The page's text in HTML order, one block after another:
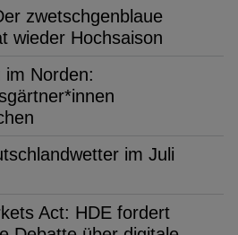
zwetschgenblaue
wieder Hochsaison
im Norden:
im Juli
Act: HDE fordert